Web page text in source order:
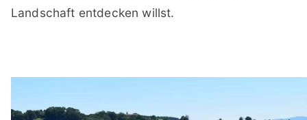
Landschaft entdecken willst.